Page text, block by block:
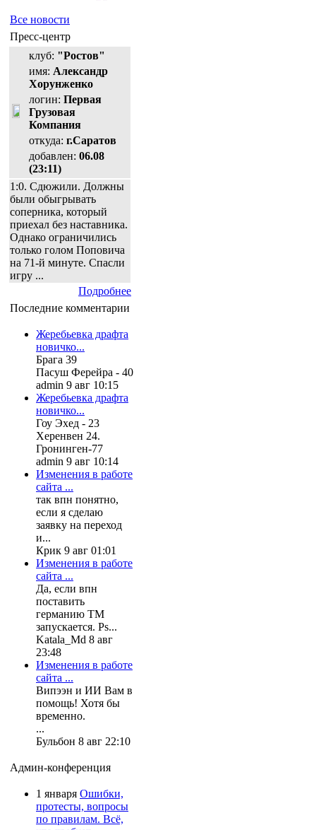
Все новости
Пресс-центр
клуб: "Ростов"
имя: Александр
Хорунженко
логин: Первая
Грузовая
Компания
откуда: г.Саратов
добавлен: 06.08
(23:11)
1:0. Сдюжили. Должны
были обыгрывать
соперника, который
приехал без наставника.
Однако ограничились
только голом Поповича
на 71-й минуте. Спасли
игру ...
Подробнее
Последние комментарии
Жеребьевка драфта
новичко...
Брага 39
Пасуш Ферейра - 40
admin 9 авг 10:15
Жеребьевка драфта
новичко...
Гоу Эхед - 23
Херенвен 24.
Гронинген-77
admin 9 авг 10:14
Изменения в работе
сайта ...
так впн понятно,
если я сделаю
заявку на переход
и...
Крик 9 авг 01:01
Изменения в работе
сайта ...
Да, если впн
поставить
германию ТМ
запускается. Ps...
Katala_Md 8 авг
23:48
Изменения в работе
сайта ...
Випээн и ИИ Вам в
помощь! Хотя бы
временно.
...
Бульбон 8 авг 22:10
Админ-конференция
1 января Ошибки,
протесты, вопросы
по правилам. Всё,